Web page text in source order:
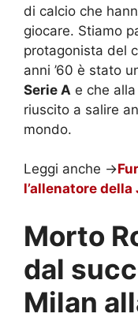
di calcio che
giocare. Stiamo
protagonista del
anni ’60 è stato
Serie A e che
riuscito a salire
mondo.
Leggi anche ->
l’allenatore
Morto
dal
Milan